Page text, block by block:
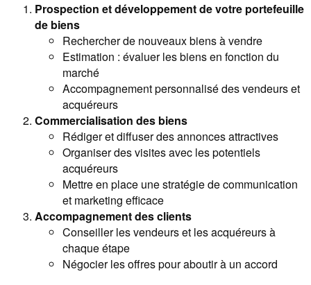
Prospection et développement de votre portefeuille
de biens
Rechercher de nouveaux biens à vendre
Estimation : évaluer les biens en fonction du
marché
Accompagnement personnalisé des vendeurs et
acquéreurs
Commercialisation des biens
Rédiger et diffuser des annonces attractives
Organiser des visites avec les potentiels
acquéreurs
Mettre en place une stratégie de communication
et marketing efficace
Accompagnement des clients
Conseiller les vendeurs et les acquéreurs à
chaque étape
Négocier les offres pour aboutir à un accord